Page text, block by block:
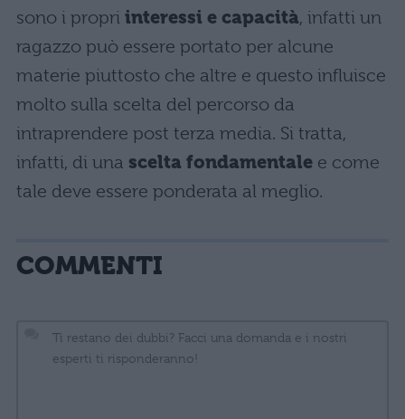
sono i propri interessi e capacità, infatti un
ragazzo può essere portato per alcune
materie piuttosto che altre e questo influisce
molto sulla scelta del percorso da
intraprendere post terza media. Si tratta,
infatti, di una scelta fondamentale e come
tale deve essere ponderata al meglio.
COMMENTI